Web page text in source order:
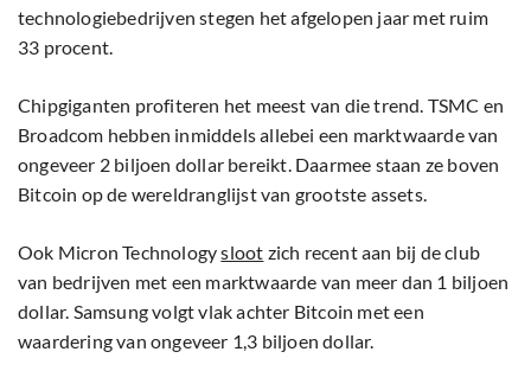
technologiebedrijven stegen het afgelopen jaar met ruim
33 procent.
Chipgiganten profiteren het meest van die trend. TSMC en
Broadcom hebben inmiddels allebei een marktwaarde van
ongeveer 2 biljoen dollar bereikt. Daarmee staan ze boven
Bitcoin op de wereldranglijst van grootste assets.
Ook Micron Technologysloot zich recent aan bij de club
van bedrijven met een marktwaarde van meer dan 1 biljoen
dollar. Samsung volgt vlak achter Bitcoin met een
waardering van ongeveer 1,3 biljoen dollar.